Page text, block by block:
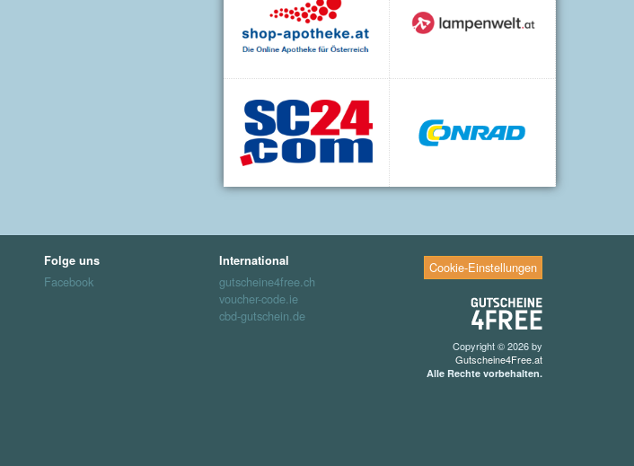
Folge uns
Facebook
International
gutscheine4free.ch
voucher-code.ie
cbd-gutschein.de
Cookie-Einstellungen
Copyright © 2026 by
Gutscheine4Free.at
Alle Rechte vorbehalten.